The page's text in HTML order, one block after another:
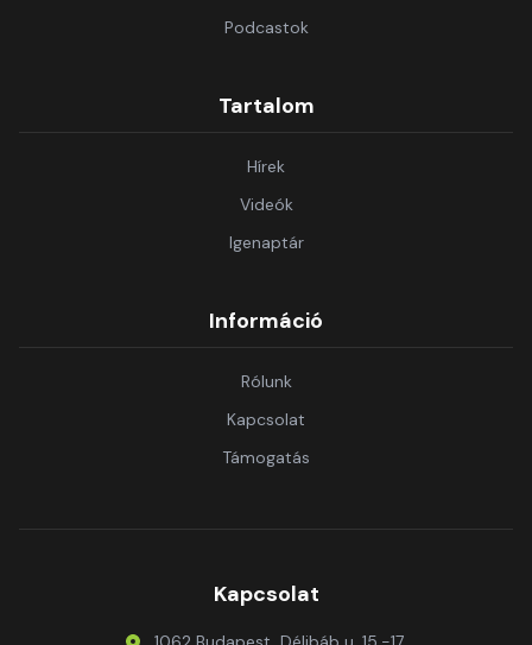
Podcastok
Tartalom
Hírek
Videók
Igenaptár
Információ
Rólunk
Kapcsolat
Támogatás
Kapcsolat